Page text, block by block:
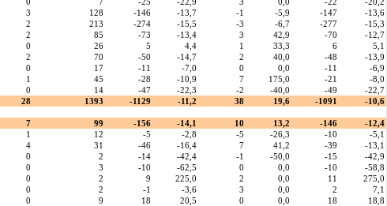
3 128 -146 -13,7 -1 -5,9 -147
-13,6
2 213 -274 -15,5 -3 -6,7 -277
-15,3
2 85 -73 -13,4 3 42,9 -70
-12,7
0 26 5 4,4 1 33,3 6
5,1
2 70 -50 -14,7 2 40,0 -48
-13,9
0 17 -11 -7,0 0 0,0 -11
-6,9
1 45 -28 -10,9 7 175,0 -21
-8,0
0 14 -47 -22,3 -2 -40,0 -49
-22,7
28 1393 -1129 -11,2 38 19,6 -1091 -10,6
7 99 -156 -14,1 10 13,2 -146
-12,4
1 12 -5 -2,8 -5 -26,3 -10
-5,1
4 31 -46 -16,4 7 41,2 -39
-13,1
0 2 -14 -42,4 -1 -50,0 -15
-42,9
0 3 -10 -62,5 0 0,0 -10
-58,8
0 2 9 225,0 2 0,0 11
275,0
0 2 -1 -3,6 3 0,0 2
7,1
0 9 18 20,5 0 0,0 18
18,8